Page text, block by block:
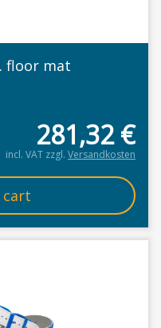
floor mat
281,32€
incl. VAT zzgl. Versandkosten
cart